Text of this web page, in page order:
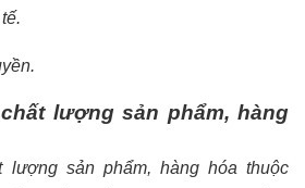
lượng sản phẩm, hàng
lượng sản phẩm, hàng hóa thuộc